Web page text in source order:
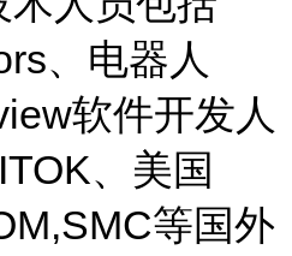
、电器人
软件开发人
、美国
等国外